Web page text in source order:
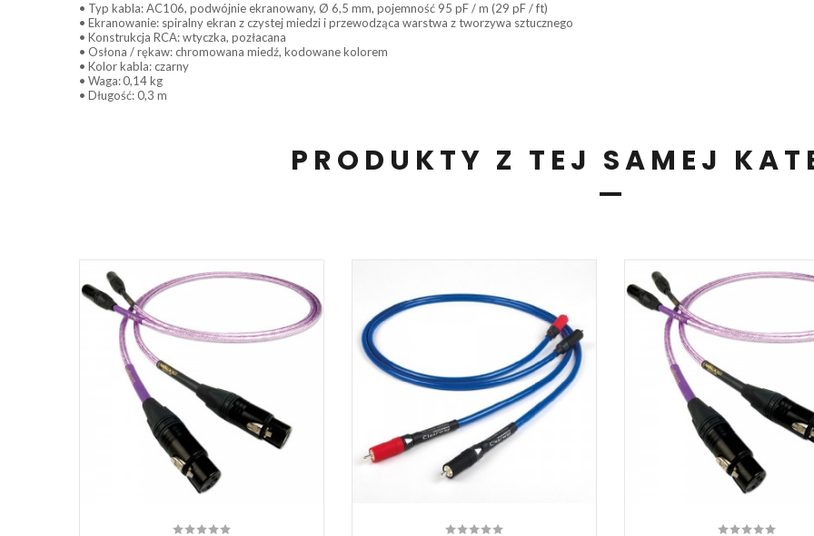
• Typ kabla: AC106, podwójnie ekranowany, Ø 6,5 mm, pojemność 95 pF / m (29 pF / ft)
• Ekranowanie: spiralny ekran z czystej miedzi i przewodząca warstwa z tworzywa sztucznego
• Konstrukcja RCA: wtyczka, pozłacana
• Osłona / rękaw: chromowana miedź, kodowane kolorem
• Kolor kabla: czarny
• Waga:0,14 kg
• Długość: 0,3 m
PRODUKTY Z TEJ SAMEJ